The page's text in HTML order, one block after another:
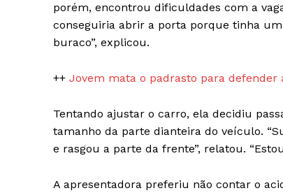
porém, encontrou dificuldades com a
conseguiria abrir a porta porque tinha
buraco”, explicou.
++ Jovem mata o padrasto para defender
Tentando ajustar o carro, ela decidiu
tamanho da parte dianteira do veículo.
e rasgou a parte da frente”, relatou.
A apresentadora preferiu não contar o